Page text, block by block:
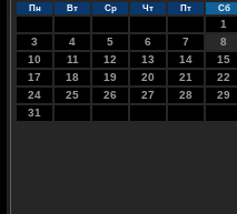
Пн Вт Ср Чт Пт Сб
1
3
4 5 6 7 8
10
11 12 13 14 15
17
18 19 20 21 22
24
25 26 27 28 29
31